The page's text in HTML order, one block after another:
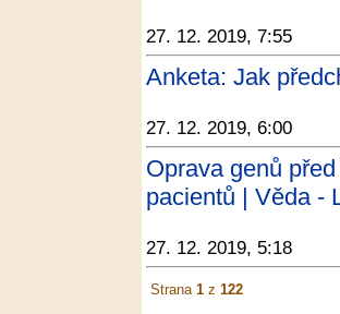
27. 12. 2019, 7:55
Anketa: Jak
27. 12. 2019, 6:00
Oprava genů
pacientů | Věda -
27. 12. 2019, 5:18
Strana 1 z 122